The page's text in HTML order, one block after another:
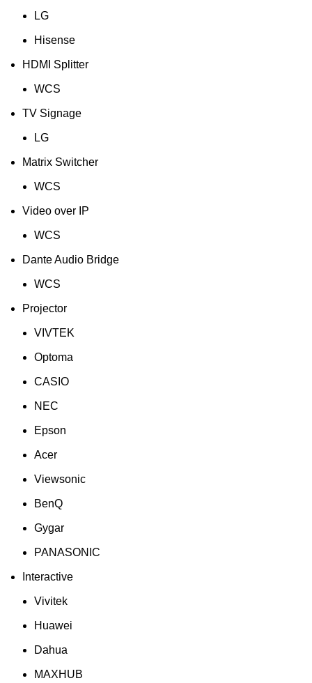
LG
Hisense
HDMI Splitter
WCS
TV Signage
LG
Matrix Switcher
WCS
Video over IP
WCS
Dante Audio Bridge
WCS
Projector
VIVTEK
Optoma
CASIO
NEC
Epson
Acer
Viewsonic
BenQ
Gygar
PANASONIC
Interactive
Vivitek
Huawei
Dahua
MAXHUB